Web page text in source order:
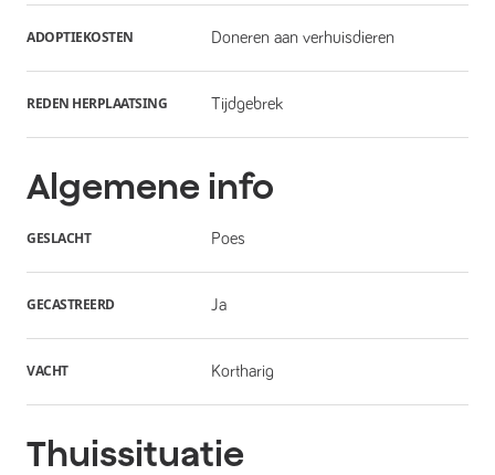
ADOPTIEKOSTEN Doneren aan verhuisdieren
REDEN HERPLAATSING Tijdgebrek
Algemene info
GESLACHT Poes
GECASTREERD Ja
VACHT Kortharig
Thuissituatie